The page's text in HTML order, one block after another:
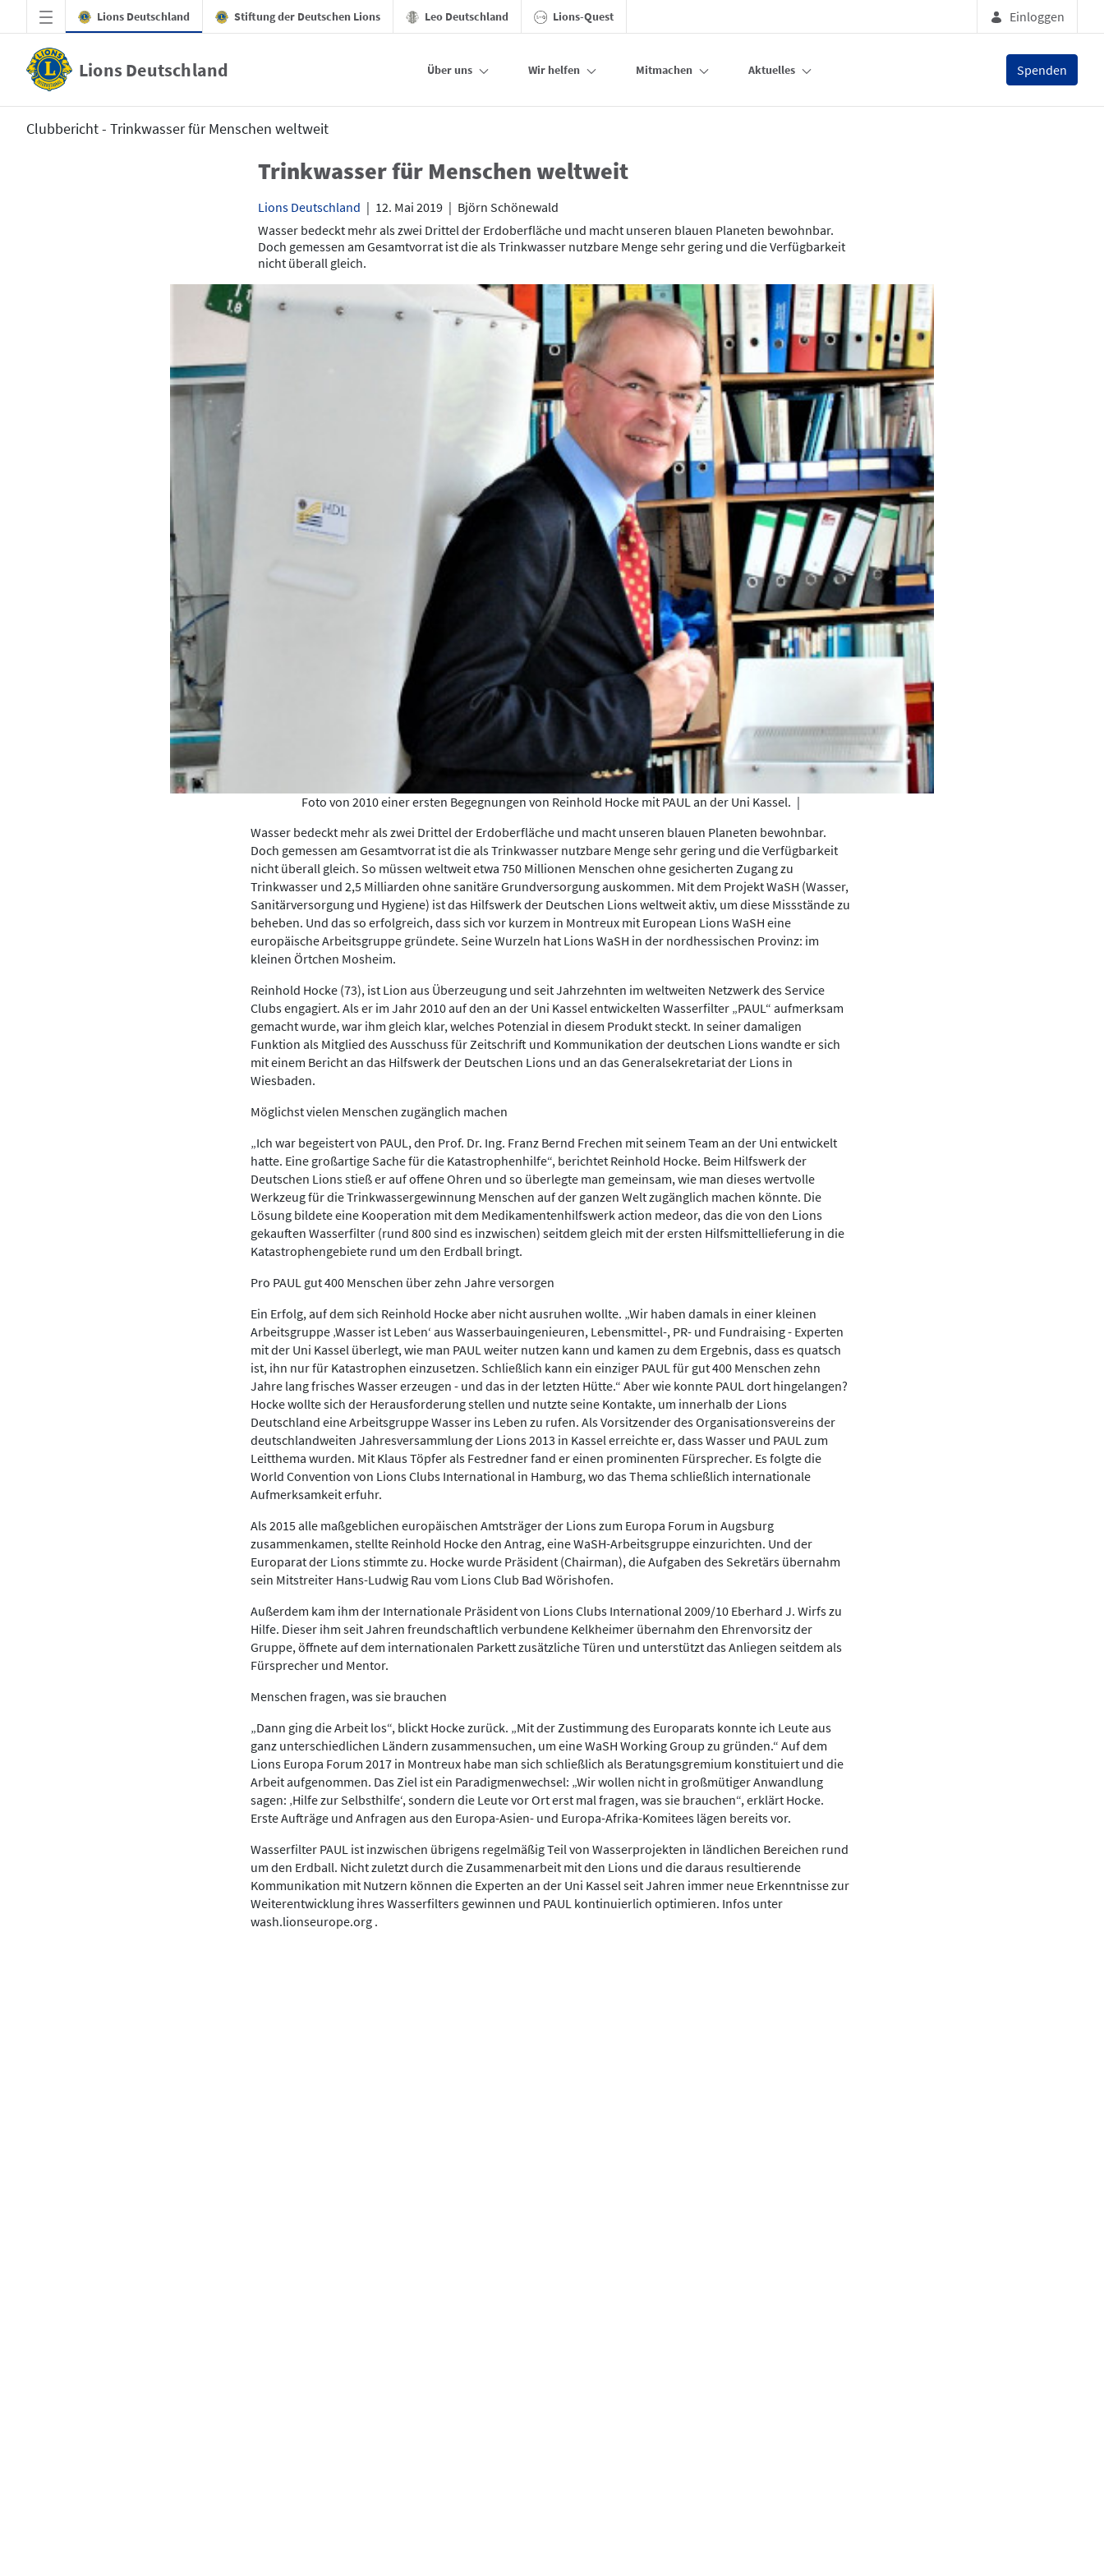
Zum Hauptinhalt springen
Lions Deutschland Stiftung der Deutschen Lions Leo Deutschland Lions-Quest Einloggen
Lions Deutschland Über uns Wir helfen Mitmachen Aktuelles Spenden
Clubbericht - Trinkwasser für Menschen weltweit
Trinkwasser für Menschen weltweit
Lions Deutschland | 12. Mai 2019 | Björn Schönewald
Wasser bedeckt mehr als zwei Drittel der Erdoberfläche und macht unseren blauen Planeten bewohnbar.
Doch gemessen am Gesamtvorrat ist die als Trinkwasser nutzbare Menge sehr gering und die Verfügbarkeit
nicht überall gleich.
Foto von 2010 einer ersten Begegnungen von Reinhold Hocke mit PAUL an der Uni Kassel. |
Wasser bedeckt mehr als zwei Drittel der Erdoberfläche und macht unseren blauen Planeten bewohnbar.
Doch gemessen am Gesamtvorrat ist die als Trinkwasser nutzbare Menge sehr gering und die Verfügbarkeit
nicht überall gleich. So müssen weltweit etwa 750 Millionen Menschen ohne gesicherten Zugang zu
Trinkwasser und 2,5 Milliarden ohne sanitäre Grundversorgung auskommen. Mit dem Projekt WaSH (Wasser,
Sanitärversorgung und Hygiene) ist das Hilfswerk der Deutschen Lions weltweit aktiv, um diese Missstände zu
beheben. Und das so erfolgreich, dass sich vor kurzem in Montreux mit European Lions WaSH eine
europäische Arbeitsgruppe gründete. Seine Wurzeln hat Lions WaSH in der nordhessischen Provinz: im
kleinen Örtchen Mosheim.
Reinhold Hocke (73), ist Lion aus Überzeugung und seit Jahrzehnten im weltweiten Netzwerk des Service
Clubs engagiert. Als er im Jahr 2010 auf den an der Uni Kassel entwickelten Wasserfilter „PAUL“ aufmerksam
gemacht wurde, war ihm gleich klar, welches Potenzial in diesem Produkt steckt. In seiner damaligen
Funktion als Mitglied des Ausschuss für Zeitschrift und Kommunikation der deutschen Lions wandte er sich
mit einem Bericht an das Hilfswerk der Deutschen Lions und an das Generalsekretariat der Lions in
Wiesbaden.
Möglichst vielen Menschen zugänglich machen
„Ich war begeistert von PAUL, den Prof. Dr. Ing. Franz Bernd Frechen mit seinem Team an der Uni entwickelt
hatte. Eine großartige Sache für die Katastrophenhilfe“, berichtet Reinhold Hocke. Beim Hilfswerk der
Deutschen Lions stieß er auf offene Ohren und so überlegte man gemeinsam, wie man dieses wertvolle
Werkzeug für die Trinkwassergewinnung Menschen auf der ganzen Welt zugänglich machen könnte. Die
Lösung bildete eine Kooperation mit dem Medikamentenhilfswerk action medeor, das die von den Lions
gekauften Wasserfilter (rund 800 sind es inzwischen) seitdem gleich mit der ersten Hilfsmittellieferung in die
Katastrophengebiete rund um den Erdball bringt.
Pro PAUL gut 400 Menschen über zehn Jahre versorgen
Ein Erfolg, auf dem sich Reinhold Hocke aber nicht ausruhen wollte. „Wir haben damals in einer kleinen
Arbeitsgruppe ‚Wasser ist Leben‘ aus Wasserbauingenieuren, Lebensmittel-, PR- und Fundraising - Experten
mit der Uni Kassel überlegt, wie man PAUL weiter nutzen kann und kamen zu dem Ergebnis, dass es quatsch
ist, ihn nur für Katastrophen einzusetzen. Schließlich kann ein einziger PAUL für gut 400 Menschen zehn
Jahre lang frisches Wasser erzeugen - und das in der letzten Hütte.“ Aber wie konnte PAUL dort hingelangen?
Hocke wollte sich der Herausforderung stellen und nutzte seine Kontakte, um innerhalb der Lions
Deutschland eine Arbeitsgruppe Wasser ins Leben zu rufen. Als Vorsitzender des Organisationsvereins der
deutschlandweiten Jahresversammlung der Lions 2013 in Kassel erreichte er, dass Wasser und PAUL zum
Leitthema wurden. Mit Klaus Töpfer als Festredner fand er einen prominenten Fürsprecher. Es folgte die
World Convention von Lions Clubs International in Hamburg, wo das Thema schließlich internationale
Aufmerksamkeit erfuhr.
Als 2015 alle maßgeblichen europäischen Amtsträger der Lions zum Europa Forum in Augsburg
zusammenkamen, stellte Reinhold Hocke den Antrag, eine WaSH-Arbeitsgruppe einzurichten. Und der
Europarat der Lions stimmte zu. Hocke wurde Präsident (Chairman), die Aufgaben des Sekretärs übernahm
sein Mitstreiter Hans-Ludwig Rau vom Lions Club Bad Wörishofen.
Außerdem kam ihm der Internationale Präsident von Lions Clubs International 2009/10 Eberhard J. Wirfs zu
Hilfe. Dieser ihm seit Jahren freundschaftlich verbundene Kelkheimer übernahm den Ehrenvorsitz der
Gruppe, öffnete auf dem internationalen Parkett zusätzliche Türen und unterstützt das Anliegen seitdem als
Fürsprecher und Mentor.
Menschen fragen, was sie brauchen
„Dann ging die Arbeit los“, blickt Hocke zurück. „Mit der Zustimmung des Europarats konnte ich Leute aus
ganz unterschiedlichen Ländern zusammensuchen, um eine WaSH Working Group zu gründen.“ Auf dem
Lions Europa Forum 2017 in Montreux habe man sich schließlich als Beratungsgremium konstituiert und die
Arbeit aufgenommen. Das Ziel ist ein Paradigmenwechsel: „Wir wollen nicht in großmütiger Anwandlung
sagen: ‚Hilfe zur Selbsthilfe‘, sondern die Leute vor Ort erst mal fragen, was sie brauchen“, erklärt Hocke.
Erste Aufträge und Anfragen aus den Europa-Asien- und Europa-Afrika-Komitees lägen bereits vor.
Wasserfilter PAUL ist inzwischen übrigens regelmäßig Teil von Wasserprojekten in ländlichen Bereichen rund
um den Erdball. Nicht zuletzt durch die Zusammenarbeit mit den Lions und die daraus resultierende
Kommunikation mit Nutzern können die Experten an der Uni Kassel seit Jahren immer neue Erkenntnisse zur
Weiterentwicklung ihres Wasserfilters gewinnen und PAUL kontinuierlich optimieren. Infos unter
wash.lionseurope.org .